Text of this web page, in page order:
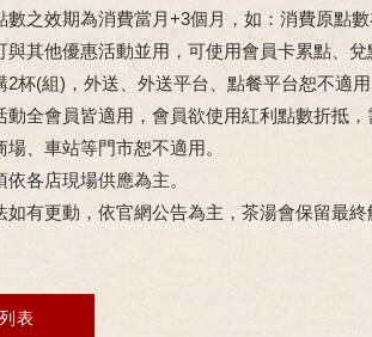
數之效期為消費當月+3個月，如：消費原點
與其他優惠活動並用，可使用會員卡累點、兌
2杯(組)，外送、外送平台、點餐平台恕不適用
動全會員皆適用，會員欲使用紅利點數折抵，
場、車站等門市恕不適用。
依各店現場供應為主。
如有更動，依官網公告為主，茶湯會保留最
表